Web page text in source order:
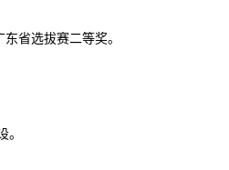
省选拔赛二等奖。
。